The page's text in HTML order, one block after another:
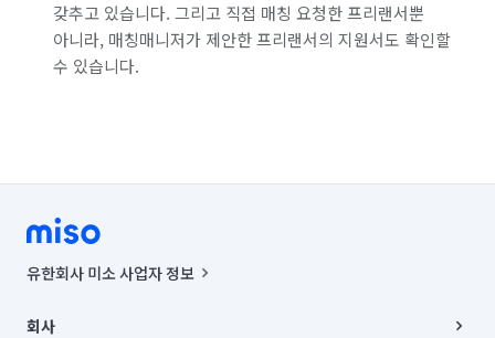
갖추고 있습니다. 그리고 직접 매칭 요청한 프리랜서뿐
아니라, 매칭매니저가 제안한 프리랜서의 지원서도 확인할
수 있습니다.
유한회사 미소 사업자 정보
00019 |
회사